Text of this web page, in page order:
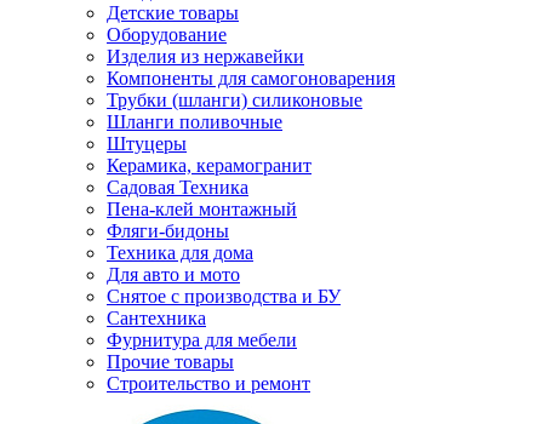
Детские товары
Оборудование
Изделия из нержавейки
Компоненты для самогоноварения
Трубки (шланги) силиконовые
Шланги поливочные
Штуцеры
Керамика, керамогранит
Садовая Техника
Пена-клей монтажный
Фляги-бидоны
Техника для дома
Для авто и мото
Снятое с производства и БУ
Сантехника
Фурнитура для мебели
Прочие товары
Строительство и ремонт